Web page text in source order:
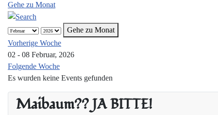
Maibaum?? JA BITTE!
Gehe zu Monat
Gehe zu Monat
Vorherige Woche
02 - 08 Februar, 2026
Folgende Woche
Es wurden keine Events gefunden